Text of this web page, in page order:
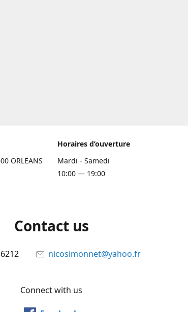
ORLEANS
Horaires d’ouverture
Mardi - Samedi
10:00 — 19:00
Contact us
nicosimonnet@yahoo.fr
Connect with us